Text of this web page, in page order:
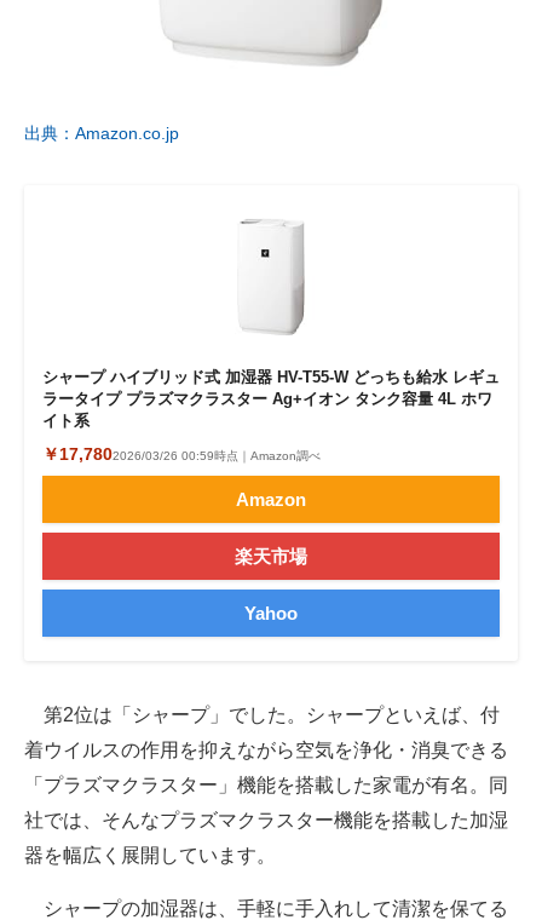
出典：Amazon.co.jp
シャープ ハイブリッド式 加湿器 HV-T55-W どっちも給水 レギュ
ラータイプ プラズマクラスター Ag+イオン タンク容量 4L ホワ
イト系
￥17,7802026/03/26 00:59時点｜Amazon調べ
Amazon
楽天市場
Yahoo
第2位は「シャープ」でした。シャープといえば、付
着ウイルスの作用を抑えながら空気を浄化・消臭できる
「プラズマクラスター」機能を搭載した家電が有名。同
社では、そんなプラズマクラスター機能を搭載した加湿
器を幅広く展開しています。
シャープの加湿器は、手軽に手入れして清潔を保てる